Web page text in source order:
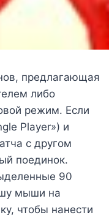
предлагающая
либо
режим. Если
Player») и
с другом
поединок.
90
мыши на
чтобы нанести